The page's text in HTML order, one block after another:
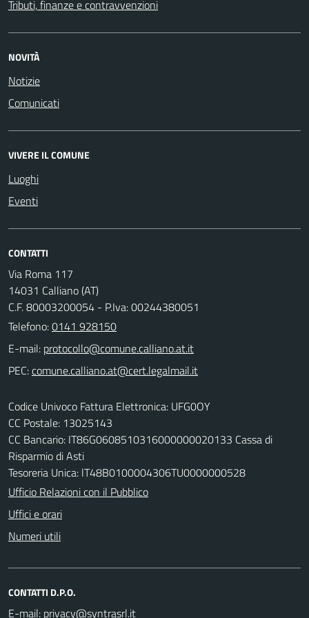
Tributi, finanze e contravvenzioni
NOVITÀ
Notizie
Comunicati
VIVERE IL COMUNE
Luoghi
Eventi
CONTATTI
Via Roma 117
14031 Calliano (AT)
C.F. 80003200054 - P.Iva: 00244380051
Telefono:0141 928150
E-mail:
PEC:
Codice Univoco Fattura Elettronica: UFG0OY
CC Postale: 13025143
CC Bancario: IT86G0608510316000000020133 Cassa di
Risparmio di Asti
Tesoreria Unica: lT48B0100004306TU0000000528
Ufficio Relazioni con il Pubblico
Uffici e orari
Numeri utili
CONTATTI D.P.O.
E-mail: